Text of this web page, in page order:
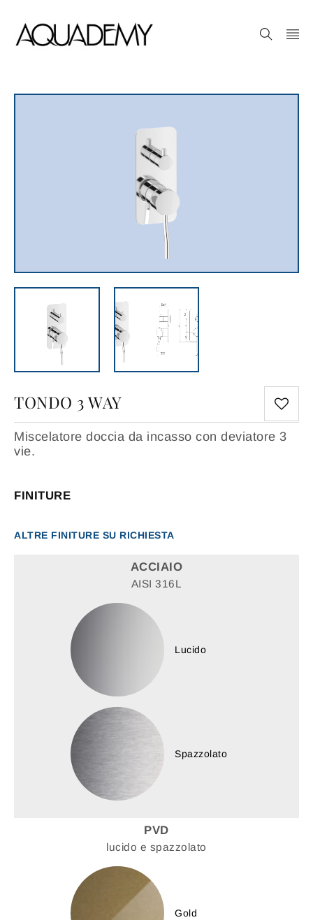
TONDO 3 WAY
Miscelatore doccia da incasso con deviatore 3
vie.
FINITURE
ALTRE FINITURE SU RICHIESTA
ACCIAIO
AISI 316L
Lucido
Spazzolato
PVD
lucido e spazzolato
Gold